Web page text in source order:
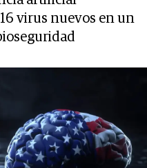
virus nuevos en un